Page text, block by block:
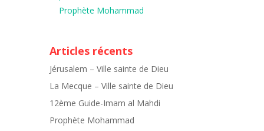
Prophète Mohammad
Articles récents
Jérusalem – Ville sainte de Dieu
La Mecque – Ville sainte de Dieu
12ème Guide-Imam al Mahdi
Prophète Mohammad